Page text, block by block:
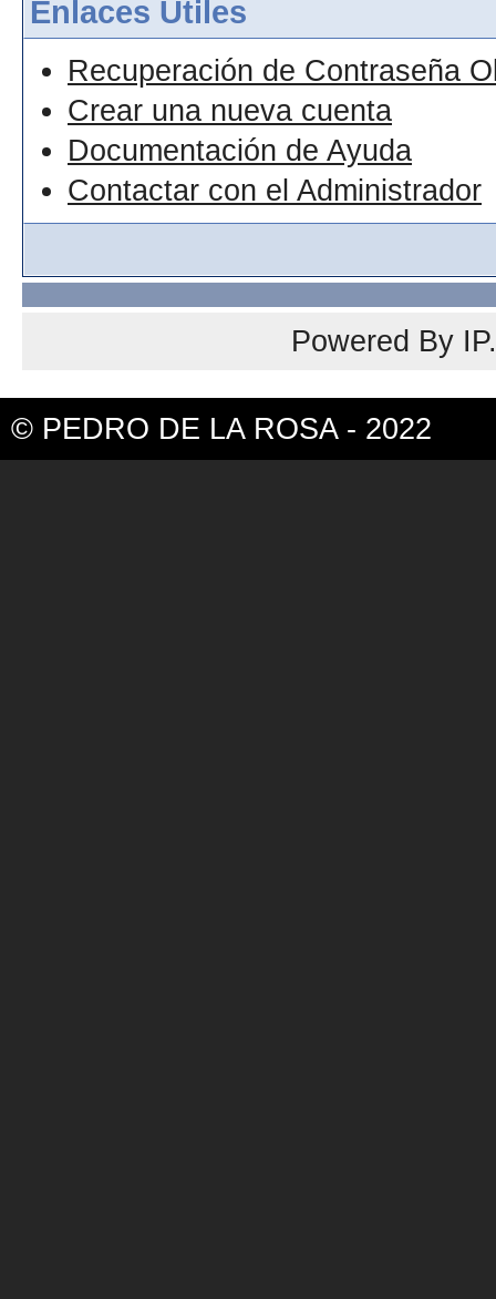
Enlaces Útiles
Recuperación de Contraseña
Crear una nueva cuenta
Documentación de Ayuda
Contactar con el Administrador
Powered By
© PEDRO DE LA ROSA - 2022